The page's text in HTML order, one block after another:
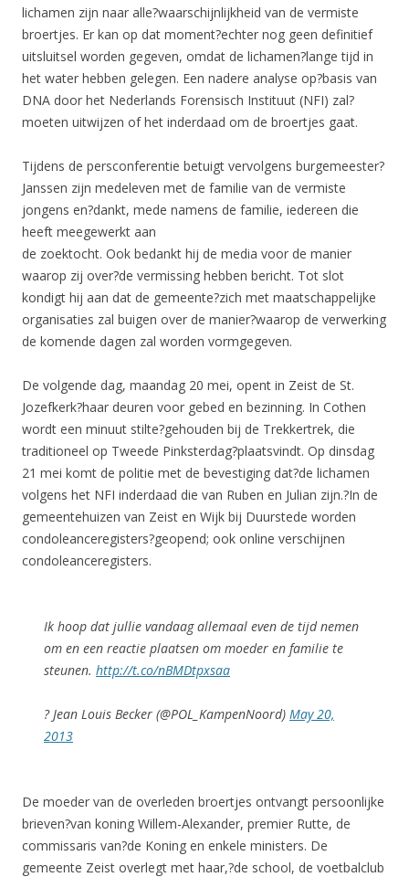
lichamen zijn naar alle?waarschijnlijkheid van de vermiste
broertjes. Er kan op dat moment?echter nog geen definitief
uitsluitsel worden gegeven, omdat de lichamen?lange tijd in
het water hebben gelegen. Een nadere analyse op?basis van
DNA door het Nederlands Forensisch Instituut (NFI) zal?
moeten uitwijzen of het inderdaad om de broertjes gaat.
Tijdens de persconferentie betuigt vervolgens burgemeester?
Janssen zijn medeleven met de familie van de vermiste
jongens en?dankt, mede namens de familie, iedereen die
heeft meegewerkt aan
de zoektocht. Ook bedankt hij de media voor de manier
waarop zij over?de vermissing hebben bericht. Tot slot
kondigt hij aan dat de gemeente?zich met maatschappelijke
organisaties zal buigen over de manier?waarop de verwerking
de komende dagen zal worden vormgegeven.
De volgende dag, maandag 20 mei, opent in Zeist de St.
Jozefkerk?haar deuren voor gebed en bezinning. In Cothen
wordt een minuut stilte?gehouden bij de Trekkertrek, die
traditioneel op Tweede Pinksterdag?plaatsvindt. Op dinsdag
21 mei komt de politie met de bevestiging dat?de lichamen
volgens het NFI inderdaad die van Ruben en Julian zijn.?In de
gemeentehuizen van Zeist en Wijk bij Duurstede worden
condoleanceregisters?geopend; ook online verschijnen
condoleanceregisters.
Ik hoop dat jullie vandaag allemaal even de tijd nemen
om en een reactie plaatsen om moeder en familie te
steunen. http://t.co/nBMDtpxsaa
? Jean Louis Becker (@POL_KampenNoord) May 20,
2013
De moeder van de overleden broertjes ontvangt persoonlijke
brieven?van koning Willem-Alexander, premier Rutte, de
commissaris van?de Koning en enkele ministers. De
gemeente Zeist overlegt met haar,?de school, de voetbalclub